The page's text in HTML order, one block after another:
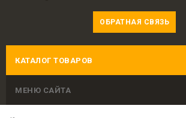
ОБРАТНАЯ СВЯЗЬ
КАТАЛОГ ТОВАРОВ
МЕНЮ САЙТА